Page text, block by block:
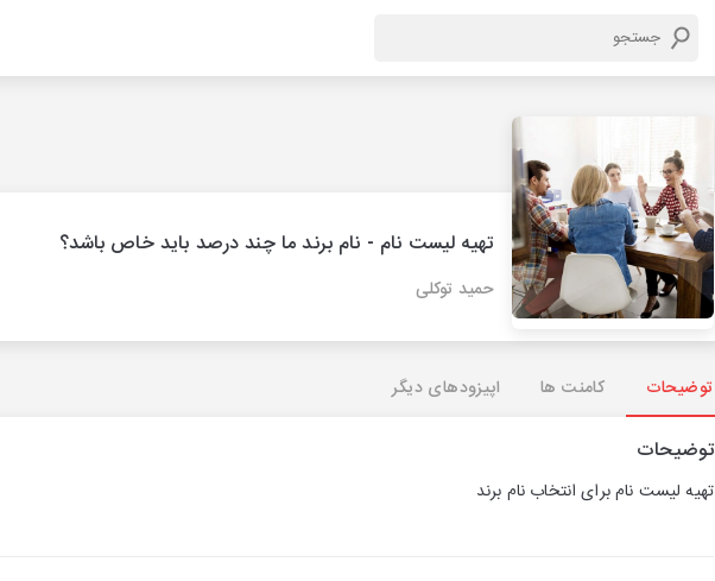
تهیه لیست نام - نام برند ما چند درصد باید خاص باشد؟
حمید توکلی
توضیحات کامنت ها اپیزودهای دیگر
توضیحات
تهیه لیست نام برای انتخاب نام برند